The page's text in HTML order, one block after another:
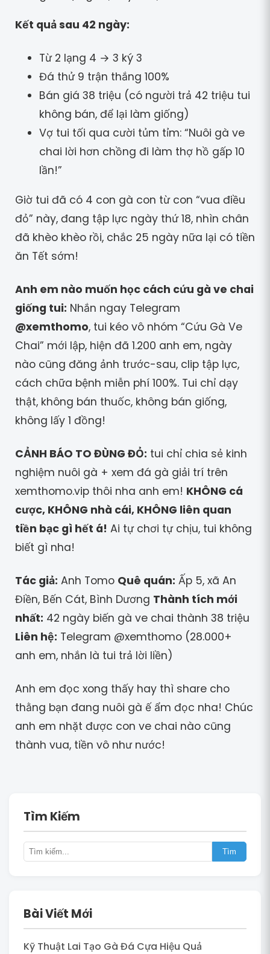
Kết quả sau 42 ngày:
Từ 2 lạng 4 → 3 ký 3
Đá thử 9 trận thắng 100%
Bán giá 38 triệu (có người trả 42 triệu tui
không bán, để lại làm giống)
Vợ tui tối qua cười tủm tỉm: “Nuôi gà ve
chai lời hơn chồng đi làm thợ hồ gấp 10
lần!”
Giờ tui đã có 4 con gà con từ con “vua điều
đỏ” này, đang tập lực ngày thứ 18, nhìn chân
đã khèo khèo rồi, chắc 25 ngày nữa lại có tiền
ăn Tết sớm!
Anh em nào muốn học cách cứu gà ve chai
giống tui: Nhắn ngay Telegram
@xemthomo, tui kéo vô nhóm “Cứu Gà Ve
Chai” mới lập, hiện đã 1.200 anh em, ngày
nào cũng đăng ảnh trước-sau, clip tập lực,
cách chữa bệnh miễn phí 100%. Tui chỉ dạy
thật, không bán thuốc, không bán giống,
không lấy 1 đồng!
CẢNH BÁO TO ĐÙNG ĐỎ: tui chỉ chia sẻ kinh
nghiệm nuôi gà + xem đá gà giải trí trên
xemthomo.vip thôi nha anh em! KHÔNG cá
cược, KHÔNG nhà cái, KHÔNG liên quan
tiền bạc gì hết á! Ai tự chơi tự chịu, tui không
biết gì nha!
Tác giả: Anh Tomo Quê quán: Ấp 5, xã An
Điền, Bến Cát, Bình Dương Thành tích mới
nhất: 42 ngày biến gà ve chai thành 38 triệu
Liên hệ: Telegram @xemthomo (28.000+
anh em, nhắn là tui trả lời liền)
Anh em đọc xong thấy hay thì share cho
thằng bạn đang nuôi gà ế ẩm đọc nha! Chúc
anh em nhặt được con ve chai nào cũng
thành vua, tiền vô như nước!
Tìm Kiếm
Tìm
Bài Viết Mới
Kỹ Thuật Lai Tạo Gà Đá Cựa Hiệu Quả